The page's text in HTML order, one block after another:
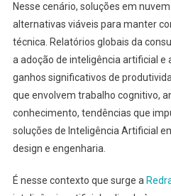
Nesse cenário, soluções em
alternativas viáveis para manter
técnica. Relatórios globais da
a adoção de inteligência artificial
ganhos significativos de
que envolvem trabalho cognitivo,
conhecimento, tendências que
soluções de Inteligência Artificial
design e engenharia.
É nesse contexto que surge a